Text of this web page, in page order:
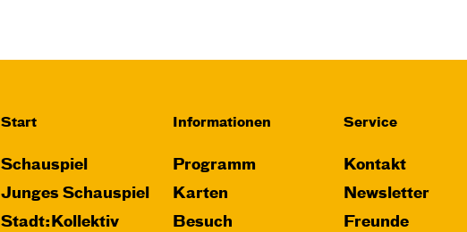
Start
Schauspiel
Junges Schauspiel
Stadt:Kollektiv
Informationen
Programm
Karten
Besuch
Service
Kontakt
Newsletter
Freunde